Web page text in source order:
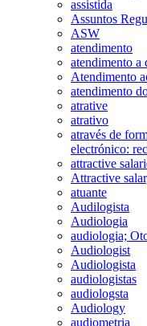
assistida
Assuntos
ASW
atendimento
atendimento a
Atendimento
atendimento
atrative
atrativo
através de
electrónico:
attractive
Attractive
atuante
Audilogista
Audiologia
audiologia;
Audiologist
Audiologista
audiologistas
audiologsta
Audiology
audiometria